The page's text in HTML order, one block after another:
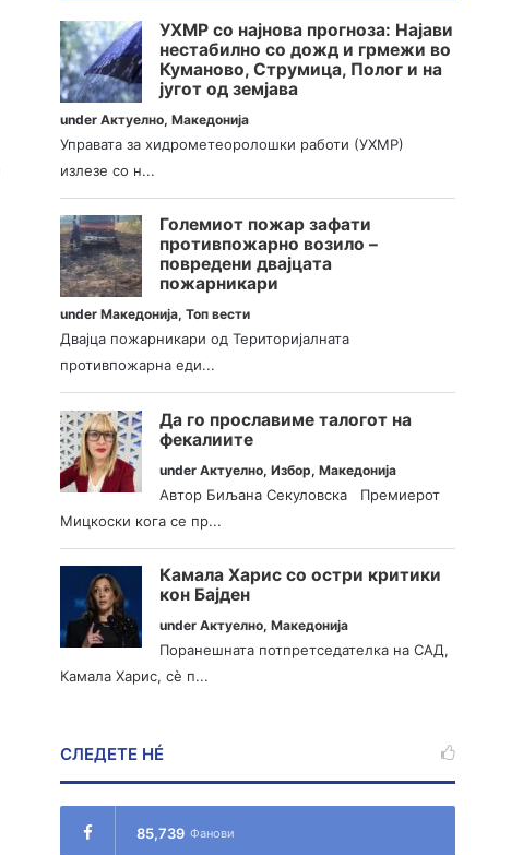
УХМР со најнова прогноза: Најави
нестабилно со дожд и грмежи во
Куманово, Струмица, Полог и на
југот од земјава
underАктуелно,Македонија
Управата за хидрометеоролошки работи (УХМР)
излезе со н...
Големиот пожар зафати
противпожарно возило –
повредени двајцата
пожарникари
underМакедонија,Топ вести
Двајца пожарникари од Територијалната
противпожарна еди...
Да го прославиме талогот на
фекалиите
underАктуелно,Избор,Македонија
Автор Биљана Секуловска Премиерот
Мицкоски кога се пр...
Камала Харис со остри критики
кон Бајден
underАктуелно,Македонија
Поранешната потпретседателка на САД,
Камала Харис, сè п...
СЛЕДЕТЕ НÉ
85,739 Фанови